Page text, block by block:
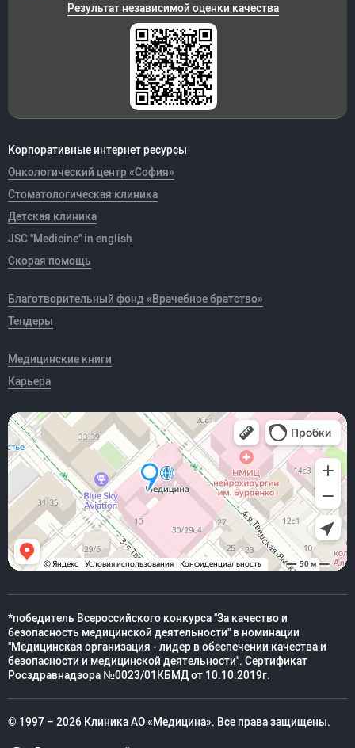
Корпоративные интернет ресурсы
Онкологический центр «София»
Стоматологическая клиника
Детская клиника
JSC "Medicine" in english
Скорая помощь
Благотворительный фонд «Врачебное братство»
Тендеры
Медицинские книги
Карьера
Результат независимой оценки качества
*победитель Всероссийского конкурса "За качество и
безопасность медицинской деятельности" в номинации
"Медицинская организация - лидер в обеспечении качества и
безопасности и медицинской деятельности". Сертификат
Росздравнадзора №0023/01КБМД от 10.10.2019г.
© 1997 – 2026 Клиника АО «Медицина». Все права защищены.